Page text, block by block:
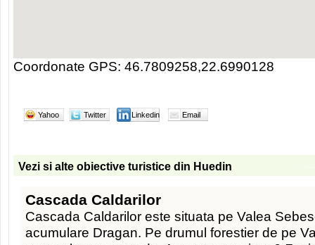
Coordonate GPS: 46.7809258,22.6990128
Yahoo Twitter Linkedin Email
Vezi si alte obiective turistice din Huedin
Cascada Caldarilor
Cascada Caldarilor este situata pe Valea
acumulare Dragan. Pe drumul forestier de pe